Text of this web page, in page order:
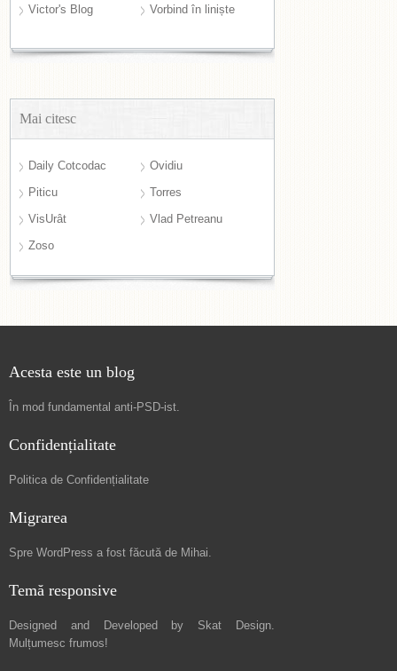
Victor's Blog
Vorbind în liniște
Mai citesc
Daily Cotcodac
Ovidiu
Piticu
Torres
VisUrât
Vlad Petreanu
Zoso
Acesta este un blog
În mod fundamental anti-PSD-ist.
Confidențialitate
Politica de Confidențialitate
Migrarea
Spre WordPress a fost făcută de Mihai.
Temă responsive
Designed and Developed by Skat Design.
Mulțumesc frumos!